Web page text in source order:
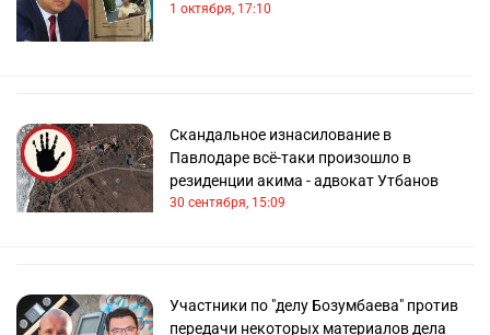
1 октября, 17:10
Скандальное изнасилование в
Павлодаре всё-таки произошло в
резиденции акима - адвокат Утбанов
30 сентября, 15:09
Участники по "делу Бозумбаева" против
передачи некоторых материалов дела